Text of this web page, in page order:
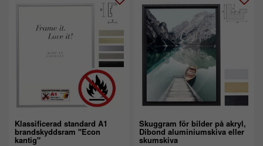
Klassificerad standard A1
brandskyddsram "Econ
kantig"
Skuggram för bilder på akryl,
Dibond aluminiumskiva eller
skumskiva